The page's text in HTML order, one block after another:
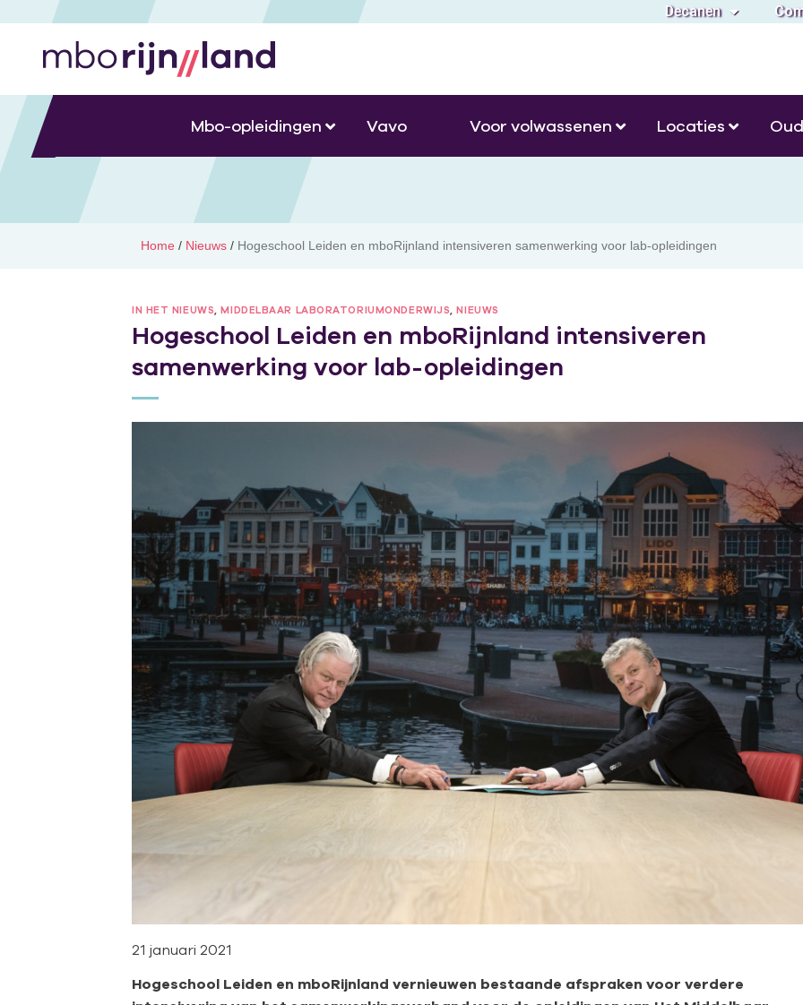
Decanen
Mbo-opleidingen Vavo Voor volwassenen Locaties
Home / Nieuws / Hogeschool Leiden en mboRijnland intensiveren samenwerking voor lab-opleidingen
IN HET NIEUWS ,MIDDELBAAR LABORATORIUMONDERWIJS ,NIEUWS
Hogeschool Leiden en mboRijnland intensiveren
samenwerking voor lab-opleidingen
21 januari 2021
Hogeschool Leiden en mboRijnland vernieuwen bestaande afspraken voor verdere